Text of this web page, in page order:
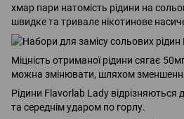
хмар пари натомість рідини на
швидке та тривале нікотинове
Міцність отриманої рідини сягає
можна змінювати, шляхом зменшення
Рідини Flavorlab Lady
та середнім ударом по горлу.